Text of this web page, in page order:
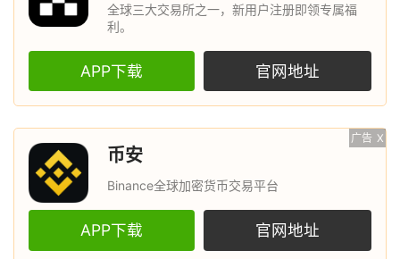
全球三大交易所之一，新用户注册即领专属福
利。
APP下载 官网地址
广告 X
币安
Binance全球加密货币交易平台
APP下载 官网地址